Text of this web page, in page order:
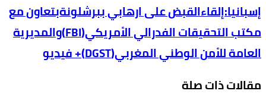
زمن
ما
كورونا
إسبانيا:إلقاءالقبض
على
ارهابي
ببرشلونةبتعاون
مكتب
إسبانيا:إلقاءالقبض على ارهابي ببرشلونةبتعاون مع
مكتب التحقيقات الفدرالي الأمريكي(FBI)والمديرية
العامة للأمن الوطني المغربي(DGST)+ فيديو
مقالات ذات صلة